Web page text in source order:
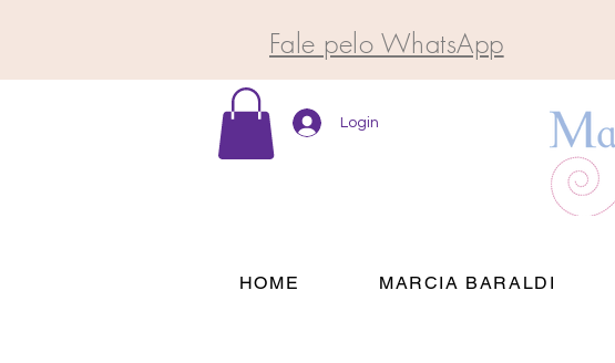
Fale pelo WhatsApp
Login
HOME MARCIA BARALDI